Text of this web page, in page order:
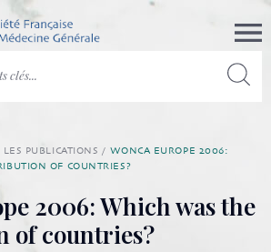
LES PUBLICATIONS / WONCA EUROPE 2006:
OF COUNTRIES?
2006: Which was the
of countries?